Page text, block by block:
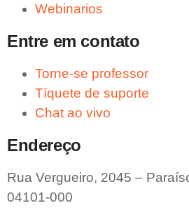
Webinarios
Entre em contato
Torne-se professor
Tíquete de suporte
Chat ao vivo
Endereço
Rua Vergueiro, 2045 –
04101-000